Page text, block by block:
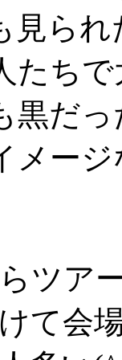
見ら
たち
黒だ
メー
ツア
て会